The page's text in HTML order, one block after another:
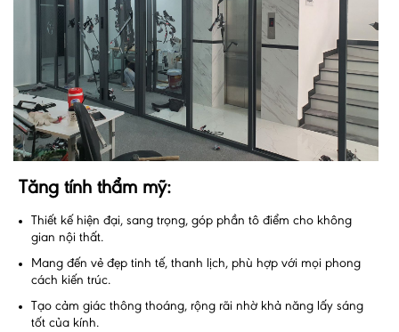
Tăng tính thẩm mỹ:
Thiết kế hiện đại, sang trọng, góp phần tô điểm cho không
gian nội thất.
Mang đến vẻ đẹp tinh tế, thanh lịch, phù hợp với mọi phong
cách kiến trúc.
Tạo cảm giác thông thoáng, rộng rãi nhờ khả năng lấy sáng
tốt của kính.